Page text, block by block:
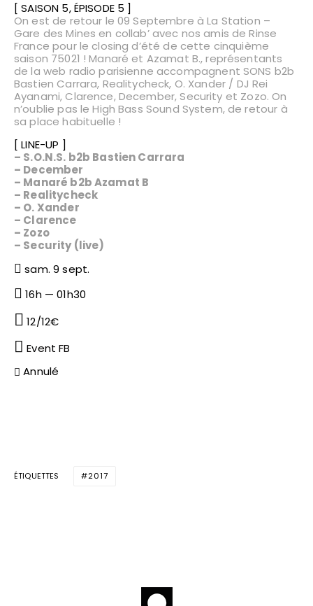
[ SAISON 5, ÉPISODE 5 ]
On est de retour le 09 Septembre àLa Station –
Gare des Mines en collab’ avec nos amis deRinse
France pour le closing d’été de cette cinquième
saison 75021 ! Manaré et Azamat B., représentants
de la web radio parisienne accompagnent SONS b2b
Bastien Carrara, Realitycheck, O. Xander / DJ Rei
Ayanami, Clarence,December,Security et Zozo. On
n’oublie pas leHigh Bass Sound System, de retour à
sa place habituelle !
[ LINE-UP ]
– S.O.N.S. b2b Bastien Carrara
– December
– Manaré b2b Azamat B
– Realitycheck
– O. Xander
– Clarence
– Zozo
– Security (live)
sam. 9 sept.
16h — 01h30
12/12€
Event FB
Annulé
ÉTIQUETTES 2017